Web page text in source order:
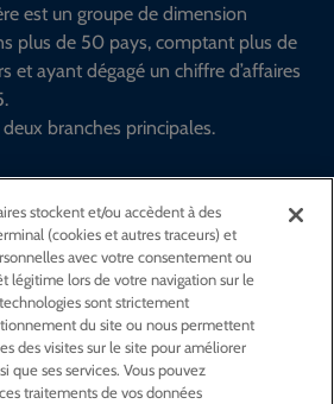
est un groupe de dimension
plus de 50 pays, comptant plus de
ayant dégagé un chiffre d’affaires
branches principales.
sur
stockent et/ou accèdent à des
(cookies et autres traceurs) et
avec votre consentement ou
légitime lors de votre navigation sur le
sont strictement
du site ou nous permettent
des visites sur le site pour améliorer
que ses services. Vous pouvez
traitements de vos données